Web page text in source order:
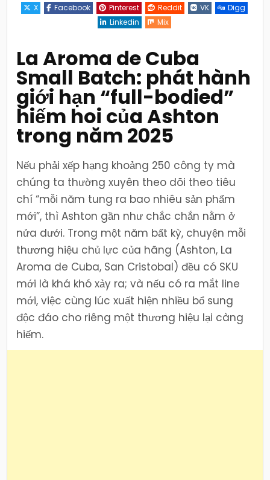
de
Cuba
full-
bodied
của
Ashton,
X
Facebook Pinterest Reddit VK
Digg
Linkedin
Mix
La Aroma de Cuba
Small Batch: phát hành
giới hạn “full-bodied”
hiếm hoi của Ashton
trong năm 2025
Nếu phải xếp hạng khoảng 250 công ty mà
chúng ta thường xuyên theo dõi theo tiêu
chí “mỗi năm tung ra bao nhiêu sản phẩm
mới”, thì Ashton gần như chắc chắn nằm ở
nửa dưới. Trong một năm bất kỳ, chuyện mỗi
thương hiệu chủ lực của hãng (Ashton, La
Aroma de Cuba, San Cristobal) đều có SKU
mới là khá khó xảy ra; và nếu có ra mắt line
mới, việc cùng lúc xuất hiện nhiều bổ sung
độc đáo cho riêng một thương hiệu lại càng
hiếm.